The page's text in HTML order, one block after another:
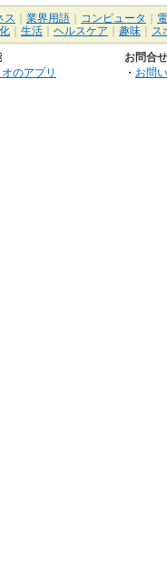
ス 業界用語 コンピュータ
生活 ヘルスケア 趣味 ス
のアプリ
お問合
・ お問